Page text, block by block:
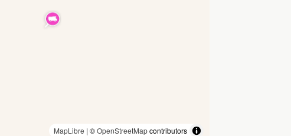
MapLibre | ©OpenStreetMapcontributors